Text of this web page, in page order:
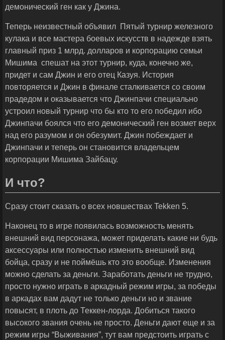
демонический ген как у Джина.
Теперь неизвестный объявил Пятый турнир железного
кулака и все мастера боевых искусств в надежде взять
главный приз 1 млрд. долларов и корпорацию семьи
Мишима спешат на этот турнир, куда, конечно же,
придет и сам Джин и его отец Казуя. История
повторяется и Джин в финале сталкивается со своим
прадедом и оказывается что Джинпачи специально
устроил новый турнир что бы кто то его победил ибо
Джинпачи боялся что его демонический ген возмет верх
над его разумом и он обезумит. Джин побеждает и
Джинпачи и теперь он становится владельцем
корпорации Мишима Зайбацу.
И что?
Сразу стоит сказать о всех новшествах Tekken 5.
Наконец то в игре появилась возможность менять
внешний вид персонажа, может приделать какие ни будь
аксессуары или полностью изменить внешний вид
бойца, сразу и не поймёшь кто это вообще. Изменения
можно сделать за деньги. Заработать деньги не трудно,
просто нужно играть в аркадный режим игры, за победы
в аркадах вам дадут не только деньги но и звание
повысят, в плоть до Теккен-лорда. Добиться такого
высокого звания очень не просто. Деньги дают еще и за
режим игры “Выживания”, тут вам предстоить играть с